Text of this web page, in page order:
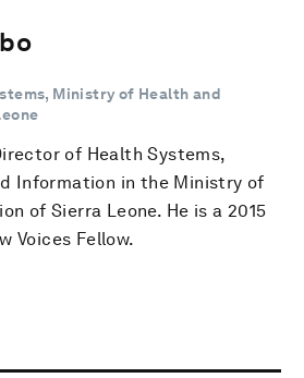
Ministry of Health and
of Health Systems,
Information in the Ministry of
of Sierra Leone. He is a 2015
Voices Fellow.